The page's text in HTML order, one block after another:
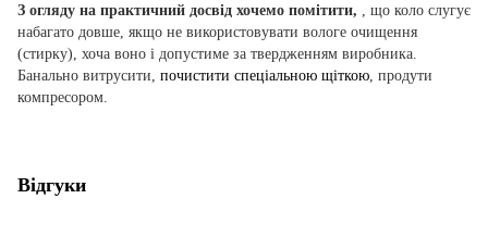
З огляду на практичний досвід хочемо помітити, , що коло слугує
набагато довше, якщо не використовувати вологе очищення
(стирку), хоча воно і допустиме за твердженням виробника.
Банально витрусити, почистити спеціальною щіткою , продути
компресором.
Відгуки